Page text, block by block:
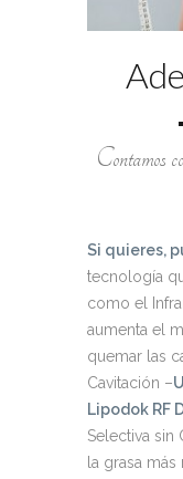
Contamos
Si quieres,
tecnología
como el
aumenta el
quemar las
Cavitación –
Lipodok RF
Selectiva sin
la grasa más